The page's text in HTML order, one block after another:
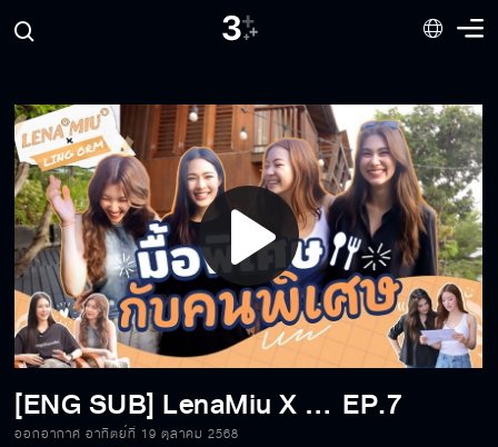
Play
Video
[ENG SUB] LenaMiu X LingOrm : มื้อพิเศษกับคนพิเศษ| 3Plus EP.7
ออกอากาศ อาทิตย์ที่ 19 ตุลาคม 2568
[ENG SUB] Lena Miu : The Perfect Blend of
Love
[ENG SUB] Reaction Official Pilot: รัก
สุดท้าย My Safe Zone The Series | ลีน่า -
หมิว ฟินของกลาง 🧡
[ENG SUB] Lena Miu 🧡 : แค่อยากชวนเธอมา